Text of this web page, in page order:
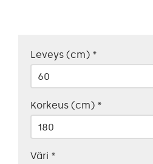
Leveys (cm) *
Korkeus (cm) *
Väri *